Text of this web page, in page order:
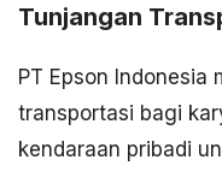
Tunjangan
PT Epson Indonesia
transportasi bagi
kendaraan pribadi